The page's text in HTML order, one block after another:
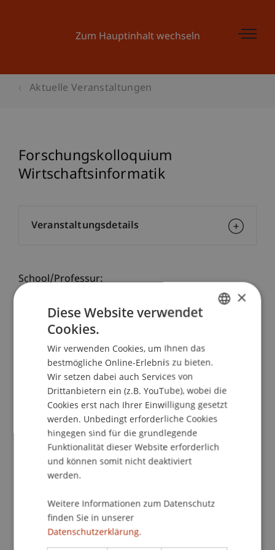
Zum Hauptinhalt wechseln
Aktuelle Veranstaltungen
Forschungskolloquium
Wirtschaftsinformatik
School/Professur:
Prof Dr Jan vom Brocke and Dr Stefan Seidel
Organizational Adoption of Sustainable Business
Practices".
This paper presents results from a case study of a
world-wide operating IT software solution
provider that is engaged in the development and
adoption of sustainable practices.
Our study suggests that the adoption of
sustainable practices comes
information technology to be a key enabler of
transparency about the progress of sustainability
operations. We further found personal, motivator
Veranstaltungsdetails
×
Diese Website verwendet
Cookies.
Wir verwenden Cookies, um Ihnen das
bestmögliche Online-Erlebnis zu bieten.
Wir setzen dabei auch Services von
Drittanbietern ein (z.B. YouTube), wobei die
Cookies erst nach Ihrer Einwilligung gesetzt
werden. Unbedingt erforderliche Cookies
hingegen sind für die grundlegende
Funktionalität dieser Website erforderlich
und können somit nicht deaktiviert
werden.
Weitere Informationen zum Datenschutz
finden Sie in unserer
Datenschutzerklärung.